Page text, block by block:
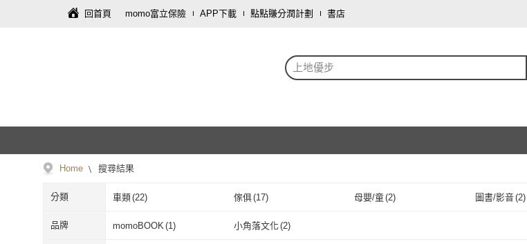
回首頁 momo富立保險 APP下載 點點賺分潤計劃 書店
上地優步
Home 搜尋結果
分類 車類(22) 傢俱(17) 母嬰/童(2) 圖書/影音(2)
品牌 momoBOOK (1) 小角落文化(2)